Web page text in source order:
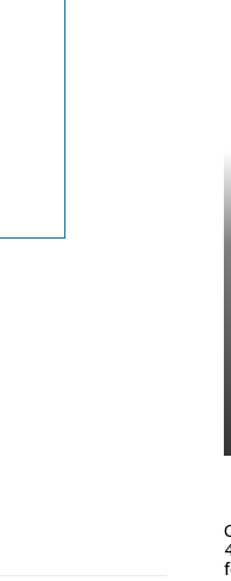
este serviço público!
DIGITAL
12 meses
Acesso aos conteúdos